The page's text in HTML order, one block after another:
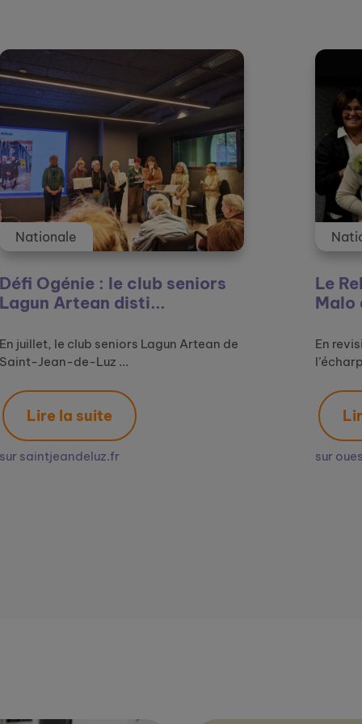
club seniors
Lagun Artean de
Nationale
Le Relais amical
Malo décroche le
En revisitant une œuvre
l’écharpe, d’Agathon ...